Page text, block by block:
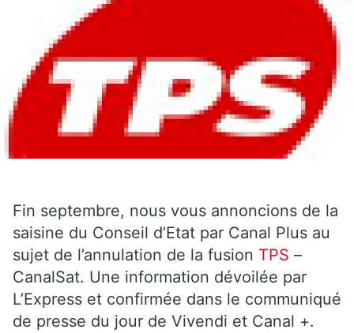
Fin septembre, nous vous annoncions de la
saisine du Conseil d’Etat par Canal Plus au
sujet de l’annulation de la fusion TPS –
CanalSat. Une information dévoilée par
L’Express et confirmée dans le communiqué
de presse du jour de Vivendi et Canal +.